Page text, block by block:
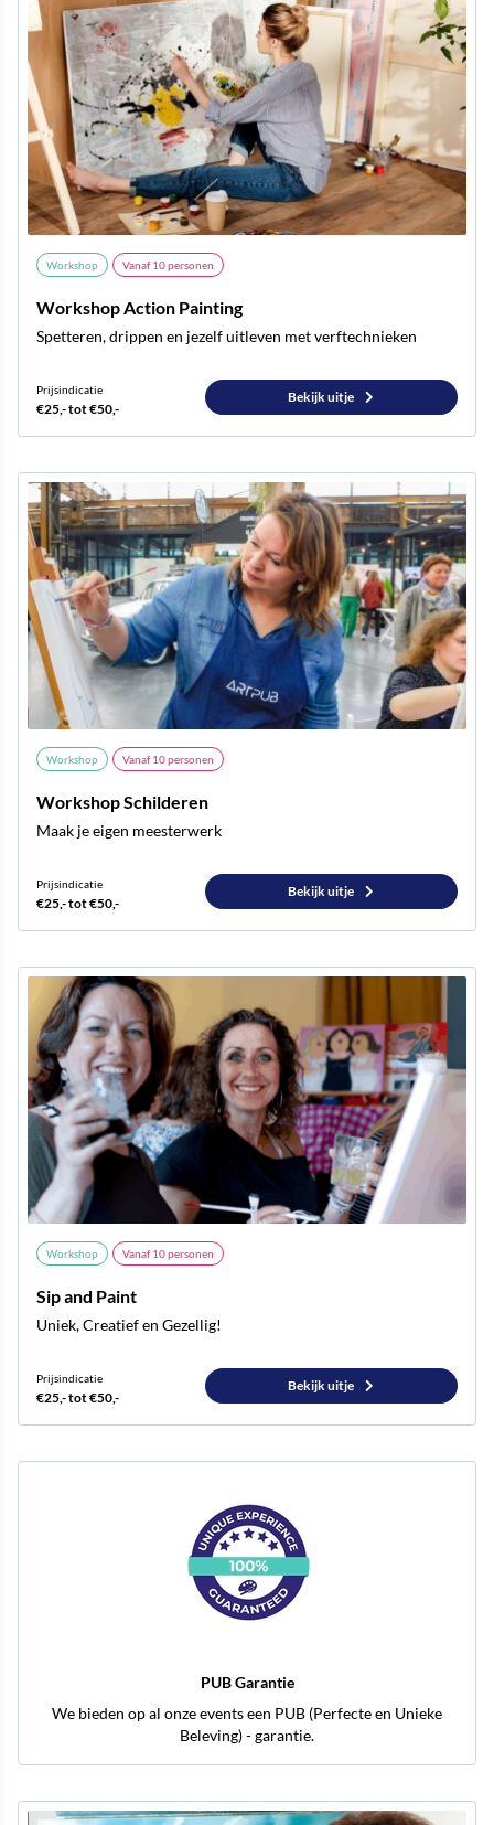
Workshop Vanaf10personen
Workshop Action Painting
Spetteren, drippen en jezelf uitleven met verftechnieken
Prijsindicatie
€25,- tot €50,-
Bekijk uitje
Workshop Vanaf10personen
Workshop Schilderen
Maak je eigen meesterwerk
Prijsindicatie
€25,- tot €50,-
Bekijk uitje
Workshop Vanaf10personen
Sip and Paint
Uniek, Creatief en Gezellig!
Prijsindicatie
€25,- tot €50,-
Bekijk uitje
PUB Garantie
We bieden op al onze events een PUB (Perfecte en Unieke
Beleving) - garantie.